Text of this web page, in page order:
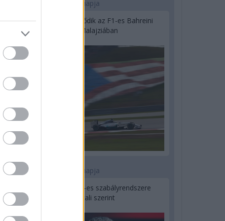
2 napja
Megvan, mikor kezdődik az F1-es Bahreini
Nagydíj Malajziában
3 napja
Ilyen lehet a jövő F1-es szabályrendszere
Domenicali szerint